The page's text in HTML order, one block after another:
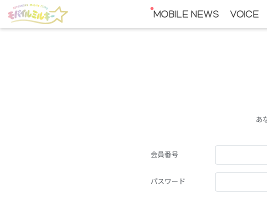
MOBILE NEWS VOICE
あ
会員番号
パスワード